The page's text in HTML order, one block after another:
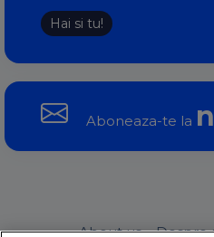
Hai si tu!
Aboneaza-te la
About us – Despre